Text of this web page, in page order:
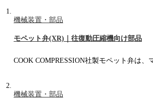
機械装置・部品
モペット弁(XR)｜往復動圧縮機向け部品
COOK COMPRESSION社製モペット弁は
機械装置・部品